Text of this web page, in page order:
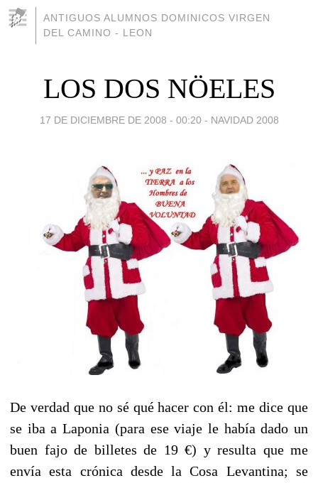
ANTIGUOS ALUMNOS DOMINICOS VIRGEN
DEL CAMINO - LEON
LOS DOS NÖELES
17 DE DICIEMBRE DE 2008 - 00:20 - NAVIDAD 2008
De verdad que no sé qué hacer con él: me dice que
se iba a Laponia (para ese viaje le había dado un
buen fajo de billetes de 19 €) y resulta que me
envía esta crónica desde la Cosa Levantina; se